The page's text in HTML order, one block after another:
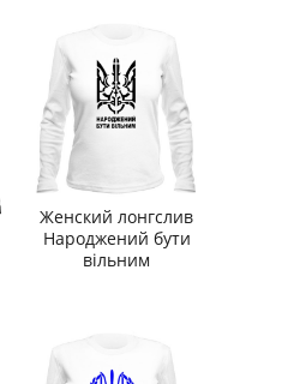
Женский лонгслив
Народжений бути
вільним